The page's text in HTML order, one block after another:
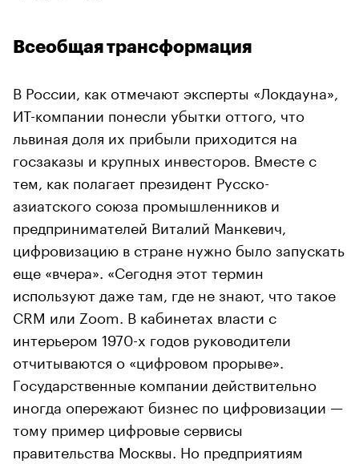
Всеобщая трансформация
В России, как отмечают эксперты «Локдауна»,
ИТ-компании понесли убытки оттого, что
львиная доля их прибыли приходится на
госзаказы и крупных инвесторов. Вместе с
тем, как полагает президент Русско-
азиатского союза промышленников и
предпринимателей Виталий Манкевич,
цифровизацию в стране нужно было запускать
еще «вчера». «Сегодня этот термин
используют даже там, где не знают, что такое
CRM или Zoom. В кабинетах власти с
интерьером 1970-х годов руководители
отчитываются о «цифровом прорыве».
Государственные компании действительно
иногда опережают бизнес по цифровизации —
тому пример цифровые сервисы
правительства Москвы. Но предприятиям